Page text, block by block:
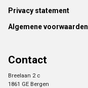
Footer
Privacy statement
Algemene voorwaarden
Contact
Breelaan 2 c
1861 GE Bergen